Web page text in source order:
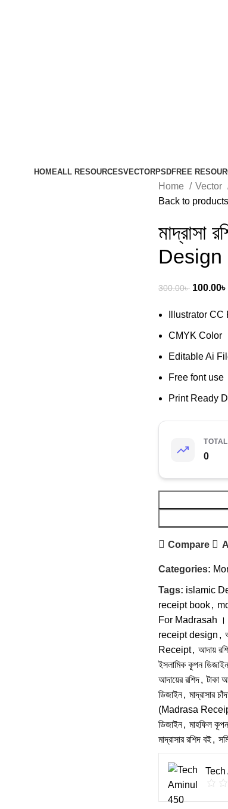
HOMEALL RESOURCESVECTORPSDFREE
Home Vector
Back to products
Design
300.00৳ 100.00৳
Illustrator CC
CMYK Color
Editable Ai
Free font use
Print Ready
0
Compare
Categories:
Tags: islamic
receipt book,
For Madrasah ।।
receipt design ,
Receipt, আদায়
ইসলামিক কূপন ডিজাইন
আদায়ের রশিদ, টাকা
ডিজাইন, মাদ্রাসার
(Madrasa
ডিজাইন, মাহফিল
মাদ্রাসার রশিদ বই,